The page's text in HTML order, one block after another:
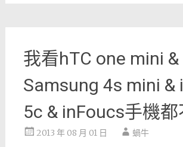
我看hTC one mini &
Samsung 4s mini &
5c & inFoucs手機
2013 年 08 月 01 日 蝸牛